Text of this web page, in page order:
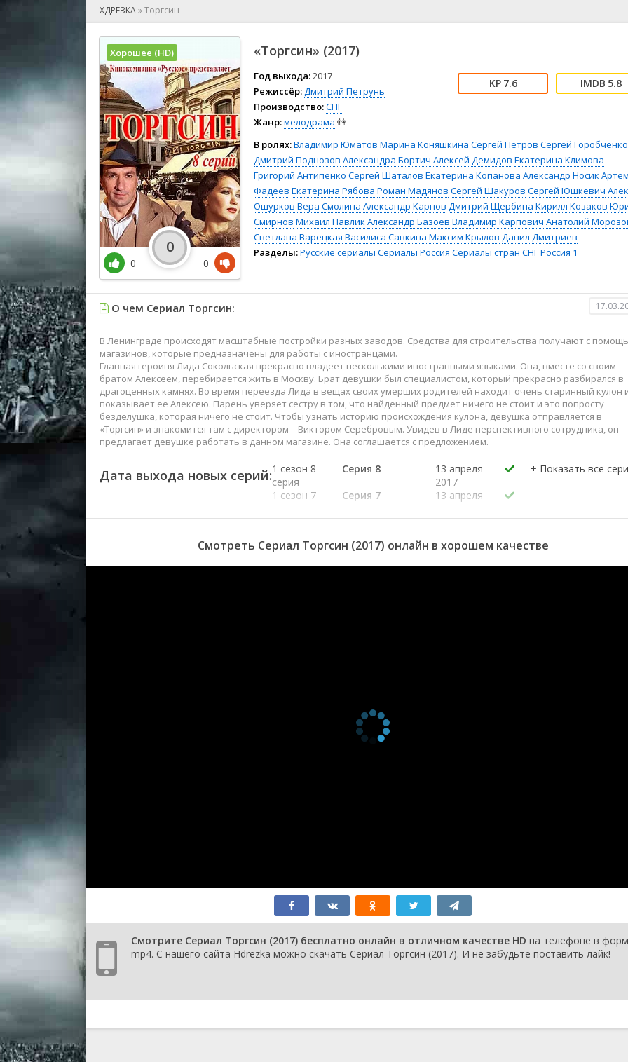
🕺 Мюзикл
👨‍💻 Реальное тв
👨‍👩‍👧‍👦 Семейный
⚽ Спорт
🎤 Ток-шоу
😱 Ужасы
🧙‍♀️ Фантастика
🏅 Церемония
ХДРЕЗКА»Торгсин
«Торгсин» (2017)
Год выхода:2017
Режиссёр:Дмитрий Петрунь
Производство:СНГ
Жанр:мелодрама 👫
7.6 5.8
В ролях:Владимир Юматов Марина Коняшкина Сергей Петров Сергей Горобченко
Дмитрий Поднозов Александра Бортич Алексей Демидов Екатерина Климова
Григорий Антипенко Сергей Шаталов Екатерина Копанова Александр Носик
Фадеев Екатерина Рябова Роман Мадянов Сергей Шакуров Сергей Юшкевич
Ошурков Вера Смолина Александр Карпов Дмитрий Щербина Кирилл Козаков
Смирнов Михаил Павлик Александр Базоев Владимир Карпович Анатолий
Светлана Варецкая Василиса Савкина Максим Крылов Данил Дмитриев
Разделы:Русские сериалы Сериалы Россия Сериалы стран СНГРоссия 1
Хорошее (HD)
0
0
0
О чем Сериал Торгсин:
В Ленинграде происходят масштабные постройки разных заводов. Средства для строительства получают с
магазинов, которые предназначены для работы с иностранцами.
Главная героиня Лида Сокольская прекрасно владеет несколькими иностранными языками. Она, вместе со своим
братом Алексеем, перебирается жить в Москву. Брат девушки был специалистом, который прекрасно разбирался в
драгоценных камнях. Во время переезда Лида в вещах своих умерших родителей находит очень старинный кулон
показывает ее Алексею. Парень уверяет сестру в том, что найденный предмет ничего не стоит и это попросту
безделушка, которая ничего не стоит. Чтобы узнать историю происхождения кулона, девушка отправляется в
«Торгсин» и знакомится там с директором – Виктором Серебровым. Увидев в Лиде перспективного сотрудника, он
предлагает девушке работать в данном магазине. Она соглашается с предложением.
Дата выхода новых серий:1 сезон 8
серия
Серия 8
13 апреля
2017
1 сезон 7
Серия 7
13 апреля
1 сезон 6
Серия 6
12 апреля
1 сезон 5
Серия 5
12 апреля
Смотреть Сериал Торгсин (2017) онлайн в хорошем качестве
Смотрите Сериал Торгсин (2017) бесплатно онлайн в отличном качестве HD на телефоне в
mp4. С нашего сайта Hdrezka можно скачать Сериал Торгсин (2017). И не забудьте поставить лайк!